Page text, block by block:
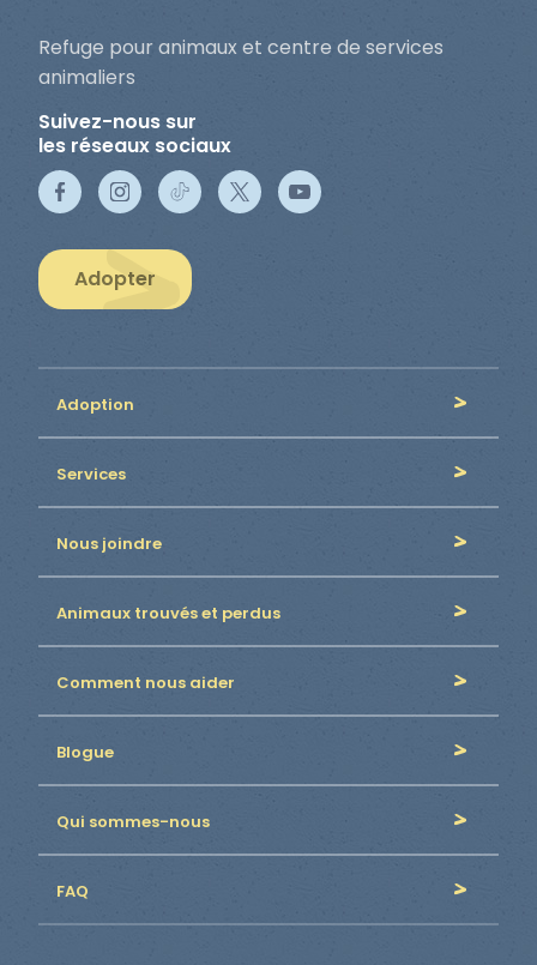
Refuge pour animaux et centre de services
animaliers
Suivez-nous sur
les réseaux sociaux
Adopter
Adoption
Services
Nous joindre
Animaux trouvés et perdus
Comment nous aider
Blogue
Qui sommes-nous
FAQ